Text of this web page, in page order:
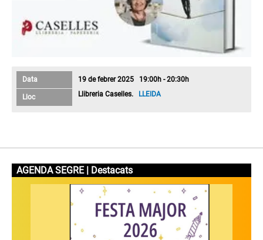
Data 19 de febrer 2025 19:00h - 20:30h
Lloc Llibreria Caselles. LLEIDA
AGENDA SEGRE | Destacats